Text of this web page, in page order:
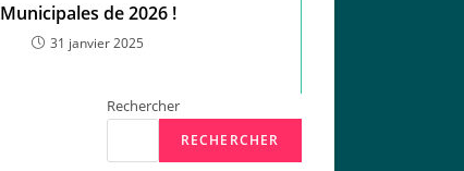
Municipales de 2026 !
31 janvier 2025
Rechercher
RECHERCHER